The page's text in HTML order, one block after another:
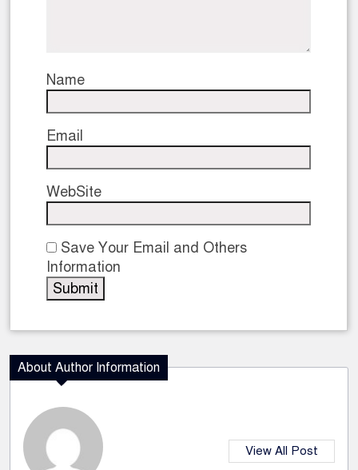
Name
Email
WebSite
Save Your Email and Others
Information
About Author Information
View All Post